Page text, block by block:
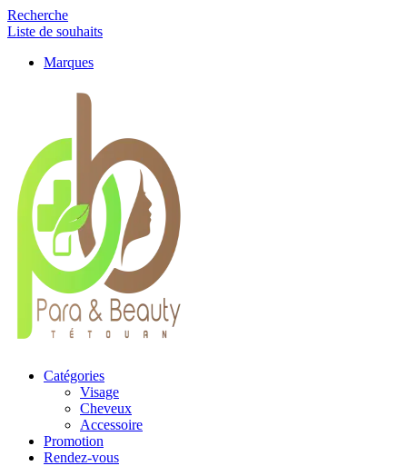
Recherche
Liste de souhaits
Marques
Catégories
Visage
Cheveux
Accessoire
Promotion
Rendez-vous